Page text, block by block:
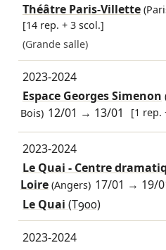
Théâtre Paris-Villette
[14 rep. + 3 scol.]
(Grande salle)
2023-2024
Espace Georges Simenon
Bois) 12/01 → 13/01 [1 rep.
2023-2024
Le Quai - Centre
Loire(Angers) 17/01 → 19/
Le Quai (T900)
2023-2024